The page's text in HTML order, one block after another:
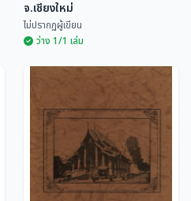
เวียงกุมกาม ๗๑๖ ปี อ.สารภี
จ.เชียงใหม่
ไม่ปรากฏผู้เขียน
จ.เชียงใหม่
ไม่ปรากฏผู้เขียน
ว่าง 1/1 เล่ม